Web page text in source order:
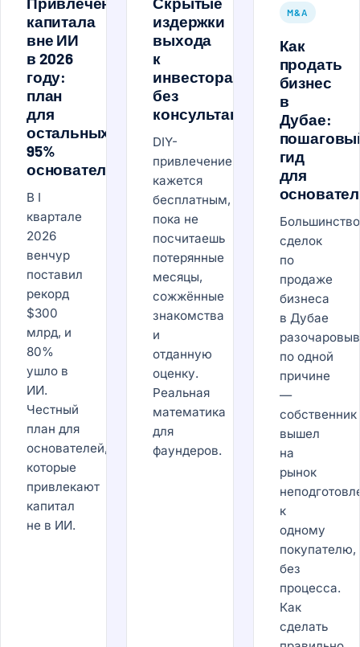
капитала
вне ИИ
в 2026
году:
план
для
остальных
95%
основателей
В I
квартале
2026
венчур
поставил
рекорд
$300
млрд, и
80%
ушло в
ИИ.
Честный
план для
основателей,
которые
привлекают
капитал
не в ИИ.
издержки
выхода
к
инвесторам
без
консультанта
DIY-
привлечение
кажется
бесплатным,
пока не
посчитаешь
потерянные
месяцы,
сожжённые
знакомства
и
отданную
оценку.
Реальная
математика
для
фаундеров.
M&A
Как
продать
бизнес
в
Дубае:
гид
для
Большинство
сделок
по
продаже
бизнеса
в Дубае
по одной
причине
—
собственник
вышел
на
рынок
к
одному
покупателю,
без
процесса.
Как
сделать